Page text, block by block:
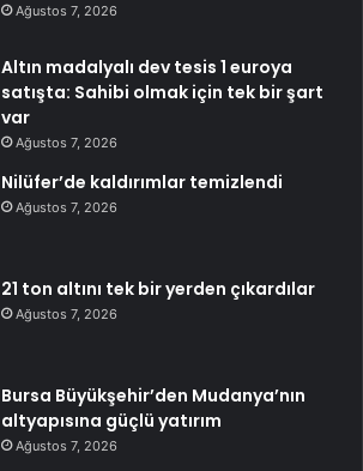
Ağustos 7, 2026
Altın madalyalı dev tesis 1 euroya
satışta: Sahibi olmak için tek bir şart
var
Ağustos 7, 2026
Nilüfer’de kaldırımlar temizlendi
Ağustos 7, 2026
21 ton altını tek bir yerden çıkardılar
Ağustos 7, 2026
Bursa Büyükşehir’den Mudanya’nın
altyapısına güçlü yatırım
Ağustos 7, 2026